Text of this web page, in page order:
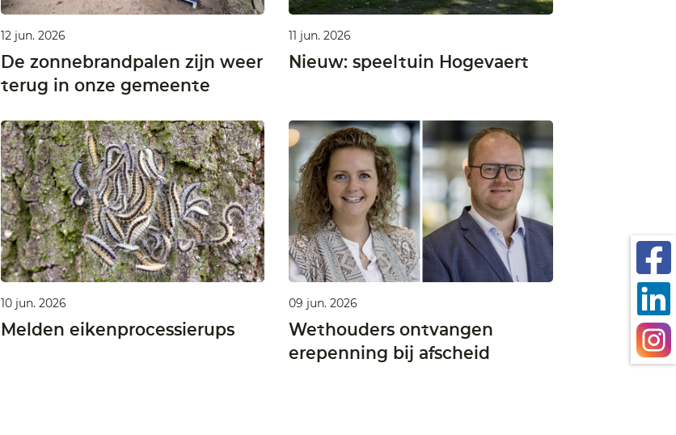
12 jun. 2026
De zonnebrandpalen zijn weer
terug in onze gemeente
11 jun. 2026
Nieuw: speeltuin Hogevaert
10 jun. 2026
Melden eikenprocessierups
09 jun. 2026
Wethouders ontvangen
erepenning bij afscheid